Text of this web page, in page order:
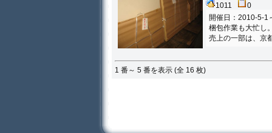
1011
0
開催日：2010-5-1
梱包作業も大忙し
売上の一部は、京
1 番～ 5 番を表示 (全 16 枚)